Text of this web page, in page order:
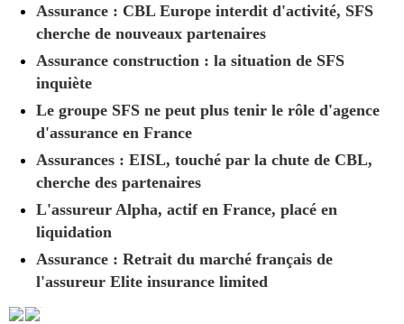
Assurance : CBL Europe interdit d'activité, SFS
cherche de nouveaux partenaires
Assurance construction : la situation de SFS
inquiète
Le groupe SFS ne peut plus tenir le rôle d'agence
d'assurance en France
Assurances : EISL, touché par la chute de CBL,
cherche des partenaires
L'assureur Alpha, actif en France, placé en
liquidation
Assurance : Retrait du marché français de
l'assureur Elite insurance limited